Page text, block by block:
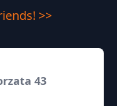
>>
43